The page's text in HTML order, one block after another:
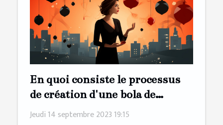
En quoi consiste le processus
de création d'une bola de
grossesse
Jeudi 14 septembre 2023 19:15